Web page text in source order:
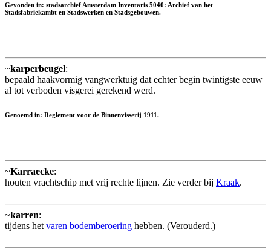
Gevonden in: stadsarchief Amsterdam Inventaris 5040: Archief van het
Stadsfabriekambt en Stadswerken en Stadsgebouwen.
~karperbeugel:
bepaald haakvormig vangwerktuig dat echter begin twintigste eeuw
al tot verboden visgerei gerekend werd.
Genoemd in: Reglement voor de Binnenvisserij 1911.
~Karraecke:
houten vrachtschip met vrij rechte lijnen. Zie verder bij Kraak.
~karren:
tijdens het varen bodemberoering hebben. (Verouderd.)